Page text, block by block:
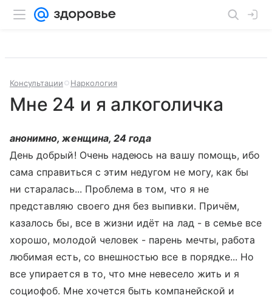
Консультации Наркология
Мне 24 и я алкоголичка
анонимно, женщина, 24 года
День добрый! Очень надеюсь на вашу помощь, ибо
сама справиться с этим недугом не могу, как бы
ни старалась... Проблема в том, что я не
представляю своего дня без выпивки. Причём,
казалось бы, все в жизни идёт на лад - в семье все
хорошо, молодой человек - парень мечты, работа
любимая есть, со внешностью все в порядке... Но
все упирается в то, что мне невесело жить и я
социофоб. Мне хочется быть компанейской и